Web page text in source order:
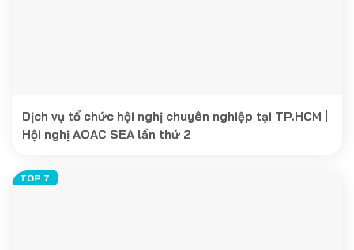
Dịch vụ tổ chức hội nghị chuyên nghiệp tại TP.HCM |
Hội nghị AOAC SEA lần thứ 2